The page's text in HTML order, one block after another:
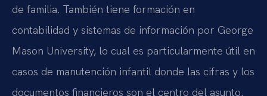
de familia. También tiene formación en
contabilidad y sistemas de información por George
Mason University, lo cual es particularmente útil en
casos de manutención infantil donde las cifras y los
documentos financieros son el centro del asunto.